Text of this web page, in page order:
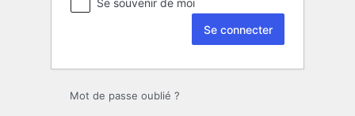
Se souvenir de moi
Mot de passe oublié ?